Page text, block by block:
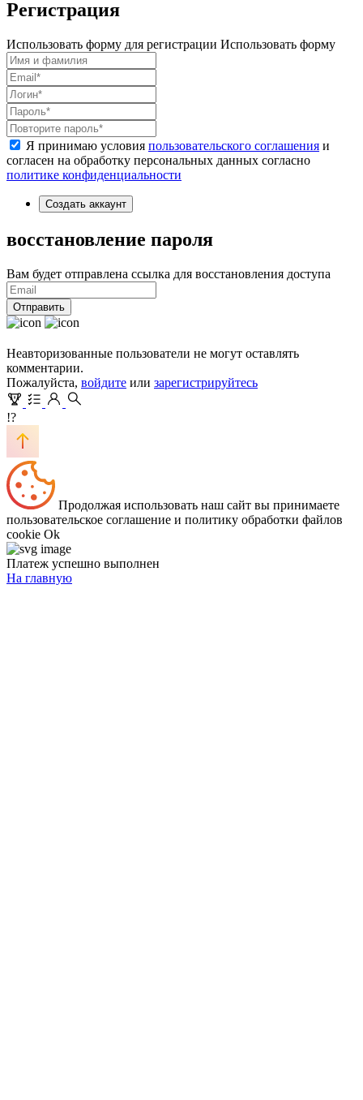
Регистрация
Использовать форму для регистрации Использовать форму
Я принимаю условия пользовательского соглашения и
согласен на обработку персональных данных согласно
политике конфиденциальности
Создать аккаунт
восстановление пароля
Вам будет отправлена ссылка для восстановления доступа
Отправить
Неавторизованные пользователи не могут оставлять
комментарии.
Пожалуйста, войдите или зарегистрируйтесь
!?
Продолжая использовать наш сайт вы принимаете
пользовательское соглашение и политику обработки файлов
cookie Ok
Платеж успешно выполнен
На главную